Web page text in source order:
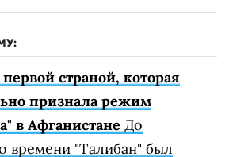
страной, которая
признала режим
в Афганистане До
времени "Талибан" был